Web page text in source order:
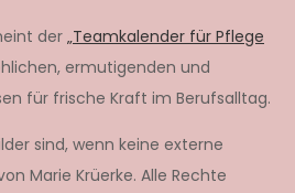
der „Teamkalender für Pflege
ermutigenden und
für frische Kraft im Berufsalltag.
sind, wenn keine externe
Marie Krüerke. Alle Rechte